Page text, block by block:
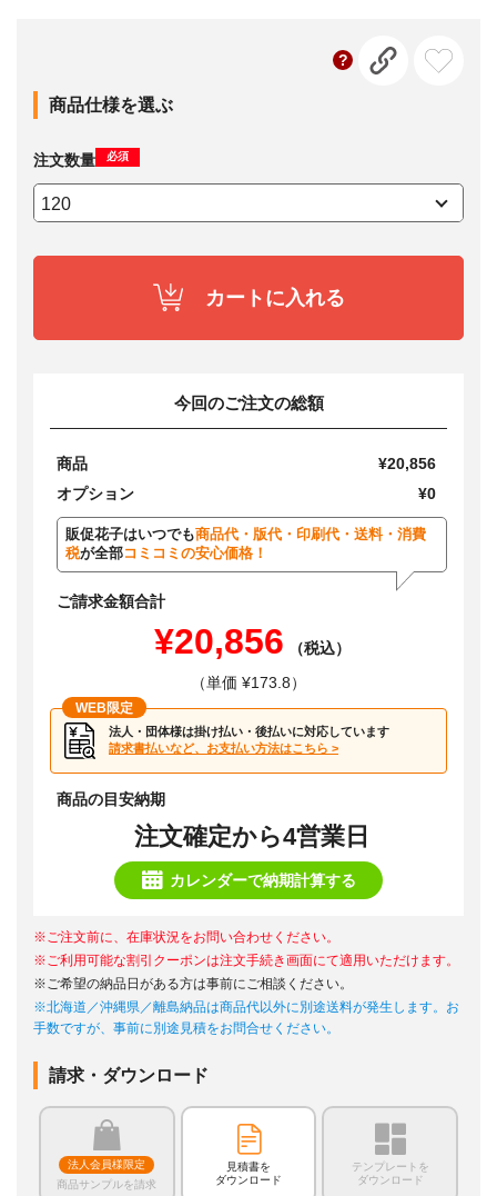
商品仕様を選ぶ
注文数量 必須
カートに入れる
今回のご注文の総額
商品
¥20,856
オプション
¥0
販促花子はいつでも商品代・版代・印刷代・送料・消費
税が全部コミコミの安心価格！
ご請求金額合計
¥20,856
（税込）
（単価 ¥173.8）
WEB限定
法人・団体様は掛け払い・後払いに対応しています
請求書払いなど、お支払い方法はこちら >
商品の目安納期
注文確定から4営業日
カレンダーで納期計算する
※ご注文前に、在庫状況をお問い合わせください。
※ご利用可能な割引クーポンは注文手続き画面にて適用いただけます。
※ご希望の納品日がある方は事前にご相談ください。
※北海道／沖縄県／離島納品は商品代以外に別途送料が発生します。お
手数ですが、事前に別途見積をお問合せください。
請求・ダウンロード
法人会員様限定
商品サンプルを請求
見積書を
ダウンロード
テンプレートを
ダウンロード